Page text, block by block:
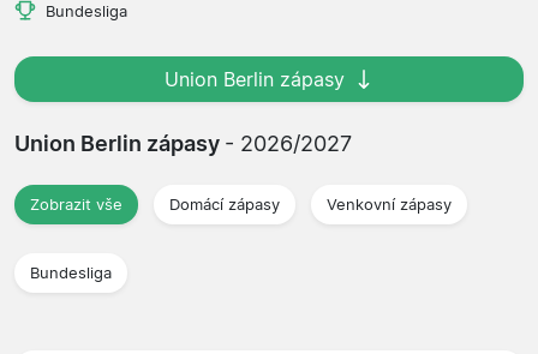
Bundesliga
Union Berlin zápasy
Union Berlin zápasy - 2026/2027
Zobrazit vše Domácí zápasy Venkovní zápasy
Bundesliga